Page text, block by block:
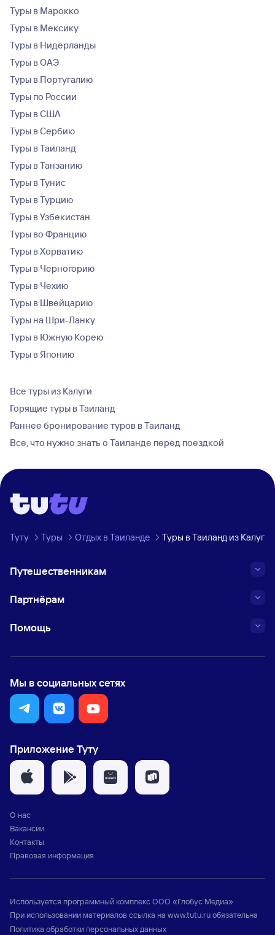
Туры в Марокко
Туры в Мексику
Туры в Нидерланды
Туры в ОАЭ
Туры в Португалию
Туры по России
Туры в США
Туры в Сербию
Туры в Таиланд
Туры в Танзанию
Туры в Тунис
Туры в Турцию
Туры в Узбекистан
Туры во Францию
Туры в Хорватию
Туры в Черногорию
Туры в Чехию
Туры в Швейцарию
Туры на Шри-Ланку
Туры в Южную Корею
Туры в Японию
Все туры из Калуги
Горящие туры в Таиланд
Раннее бронирование туров в Таиланд
Все, что нужно знать о Таиланде перед поездкой
Туту Туры Отдых в Таиланде Туры в Таиланд из Калуги
Путешественникам
Партнёрам
Помощь
Мы в социальных сетях
Приложение Туту
О нас
Вакансии
Контакты
Правовая информация
Используется программный комплексООО «Глобус Медиа»
При использовании материалов ссылка на www.tutu.ruобязательна
Политика обработки персональных данных